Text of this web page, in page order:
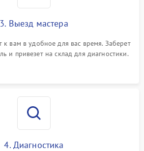
3. Выезд мастера
к вам в удобное для вас время. Заберет
и привезет на склад для диагностики.
4. Диагностика